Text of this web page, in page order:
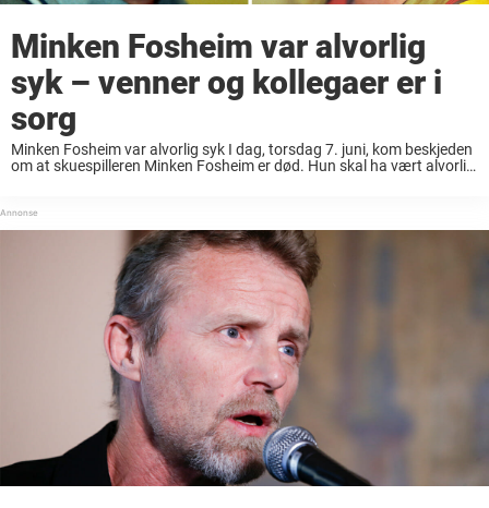
Minken Fosheim var alvorlig
syk – venner og kollegaer er i
sorg
Minken Fosheim var alvorlig syk I dag, torsdag 7. juni, kom beskjeden
om at skuespilleren Minken Fosheim er død. Hun skal ha vært alvorlig